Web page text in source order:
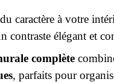
caractère à votre
contraste élégant et
complète
, parfaits pour